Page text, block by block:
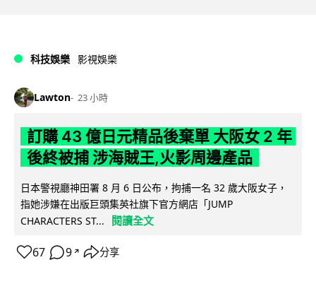
科技娛樂 影視娛樂
Lawton 23 小時
訂購 43 億日元精品後棄單 大阪女 2 年
後終被捕 涉海賊王,火影周邊產品
日本警視廳神田署 8 月 6 日公布，拘捕一名 32 歲大阪女子，
指她涉嫌在出版巨頭集英社旗下官方網店「JUMP
CHARACTERS ST...
閱讀全文
67 9 ↗ 分享